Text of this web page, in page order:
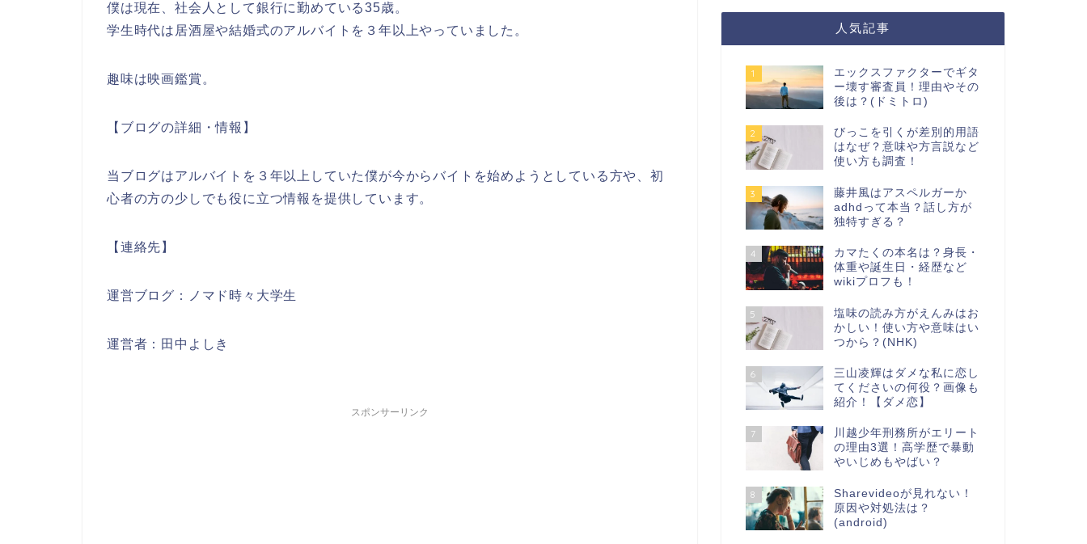
僕は現在、社会人として銀行に勤めている35歳。
学生時代は居酒屋や結婚式のアルバイトを３年以上やっていました。
趣味は映画鑑賞。
【ブログの詳細・情報】
当ブログはアルバイトを３年以上していた僕が今からバイトを始めようとしている方や、初
心者の方の少しでも役に立つ情報を提供しています。
【連絡先】
運営ブログ：ノマド時々大学生
運営者：田中よしき
スポンサーリンク
人気記事
1
エックスファクターでギタ
ー壊す審査員！理由やその
後は？(ドミトロ)
2
びっこを引くが差別的用語
はなぜ？意味や方言説など
使い方も調査！
3
藤井風はアスペルガーか
adhdって本当？話し方が
独特すぎる？
4
カマたくの本名は？身長・
体重や誕生日・経歴など
wikiプロフも！
5
塩味の読み方がえんみはお
かしい！使い方や意味はい
つから？(NHK)
6
三山凌輝はダメな私に恋し
てくださいの何役？画像も
紹介！【ダメ恋】
7
川越少年刑務所がエリート
の理由3選！高学歴で暴動
やいじめもやばい？
8
Sharevideoが見れない！
原因や対処法は？
(android)